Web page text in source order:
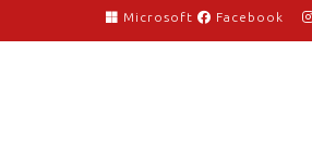
Microsoft Facebook